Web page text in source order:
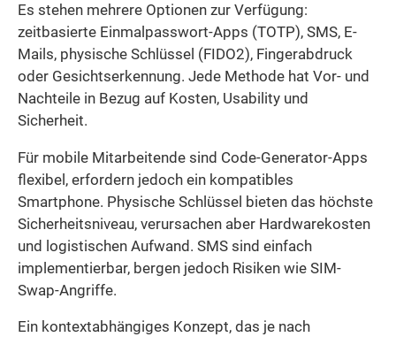
Es stehen mehrere Optionen zur Verfügung:
zeitbasierte Einmalpasswort-Apps (TOTP), SMS, E-
Mails, physische Schlüssel (FIDO2), Fingerabdruck
oder Gesichtserkennung. Jede Methode hat Vor- und
Nachteile in Bezug auf Kosten, Usability und
Sicherheit.
Für mobile Mitarbeitende sind Code-Generator-Apps
flexibel, erfordern jedoch ein kompatibles
Smartphone. Physische Schlüssel bieten das höchste
Sicherheitsniveau, verursachen aber Hardwarekosten
und logistischen Aufwand. SMS sind einfach
implementierbar, bergen jedoch Risiken wie SIM-
Swap-Angriffe.
Ein kontextabhängiges Konzept, das je nach